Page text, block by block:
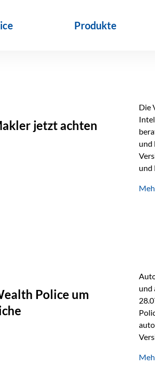
Produkte
jetzt achten
Die
und
und
Police um
und